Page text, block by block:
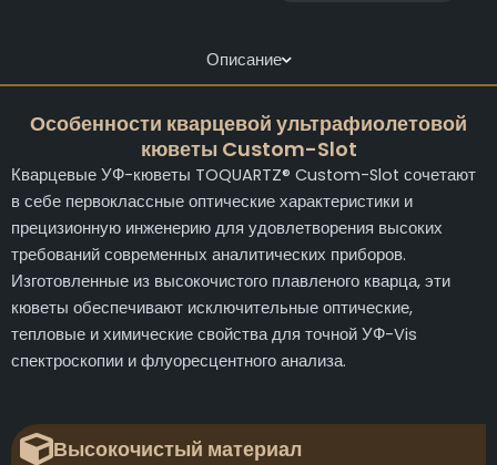
Описание
Особенности кварцевой ультрафиолетовой
кюветы Custom-Slot
Кварцевые УФ-кюветы TOQUARTZ® Custom-Slot сочетают
в себе первоклассные оптические характеристики и
прецизионную инженерию для удовлетворения высоких
требований современных аналитических приборов.
Изготовленные из высокочистого плавленого кварца, эти
кюветы обеспечивают исключительные оптические,
тепловые и химические свойства для точной УФ-Vis
спектроскопии и флуоресцентного анализа.
Высокочистый материал